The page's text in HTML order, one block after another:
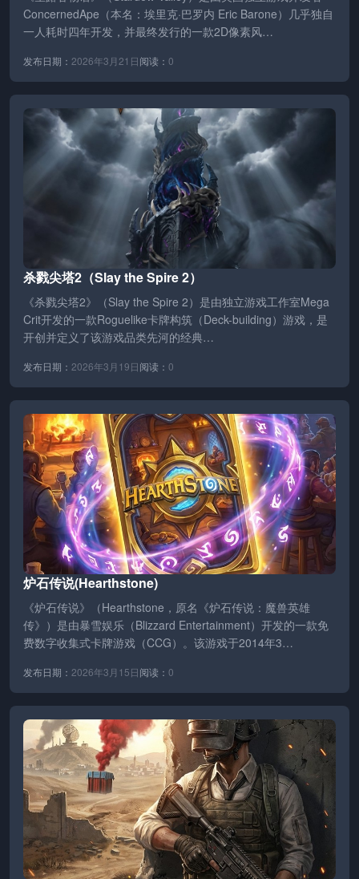
ConcernedApe（本名：埃里克·巴罗内 Eric Barone）几乎独自
一人耗时四年开发，并最终发行的一款2D像素风…
发布日期： 2026年3月21日阅读： 0
杀戮尖塔2（Slay the Spire 2）
《杀戮尖塔2》（Slay the Spire 2）是由独立游戏工作室Mega
Crit开发的一款Roguelike卡牌构筑（Deck-building）游戏，是
开创并定义了该游戏品类先河的经典…
发布日期： 2026年3月19日阅读： 0
炉石传说(Hearthstone)
《炉石传说》（Hearthstone，原名《炉石传说：魔兽英雄
传》）是由暴雪娱乐（Blizzard Entertainment）开发的一款免
费数字收集式卡牌游戏（CCG）。该游戏于2014年3…
发布日期： 2026年3月15日阅读： 0